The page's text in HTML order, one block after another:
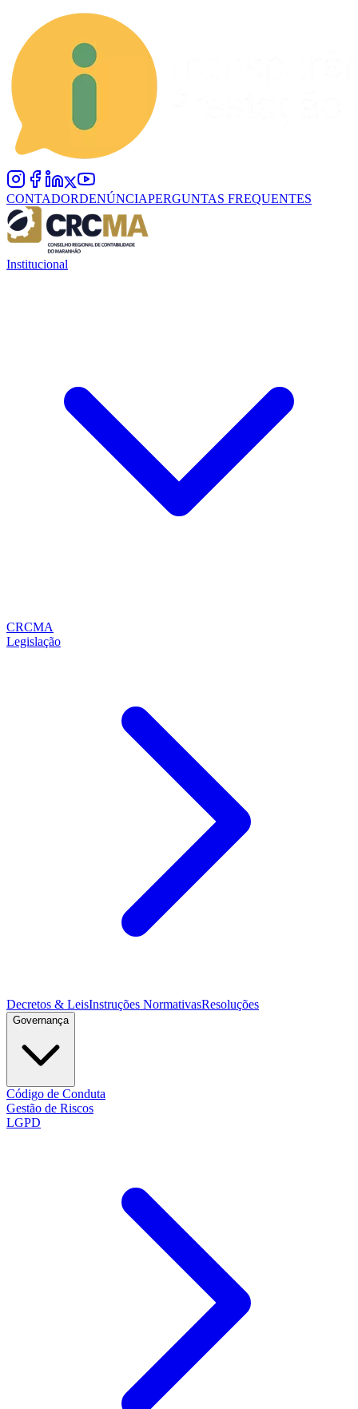
CONTADORDENÚNCIAPERGUNTAS FREQUENTES
Institucional
CRCMA
Legislação
Decretos & LeisInstruções NormativasResoluções
Governança
Código de Conduta
Gestão de Riscos
LGPD